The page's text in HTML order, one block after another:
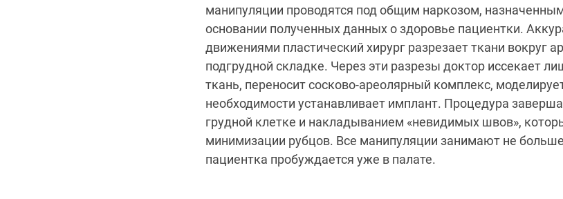
манипуляции проводятся под общим наркозом,
основании полученных данных о здоровье пациентки.
движениями пластический хирург разрезает ткани вокруг
подгрудной складке. Через эти разрезы доктор иссекает
ткань, переносит сосково-ареолярный комплекс,
необходимости устанавливает имплант. Процедура
грудной клетке и накладыванием «невидимых швов»,
минимизации рубцов. Все манипуляции занимают не
пациентка пробуждается уже в палате.